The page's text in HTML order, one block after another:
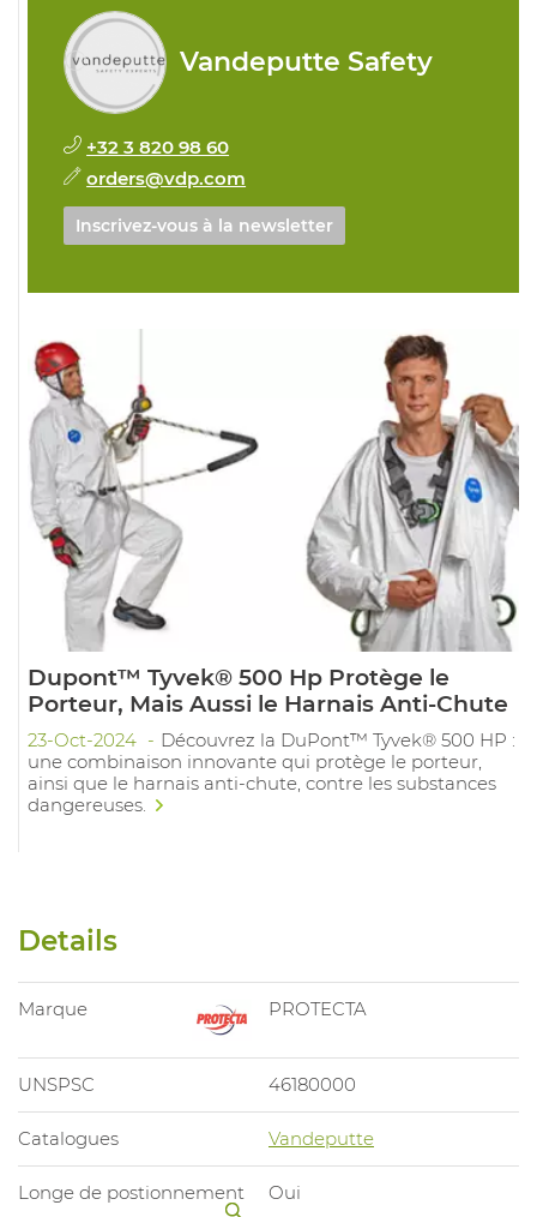
Vandeputte Safety
+32 3 820 98 60
orders@vdp.com
Inscrivez-vous à la newsletter
Dupont™ Tyvek® 500 Hp Protège le
Porteur, Mais Aussi le Harnais Anti-Chute
23-Oct-2024
Découvrez la DuPont™ Tyvek® 500 HP :
une combinaison innovante qui protège le porteur,
ainsi que le harnais anti-chute, contre les substances
dangereuses.
Details
Marque PROTECTA
UNSPSC 46180000
Catalogues Vandeputte
Longe de postionnement Oui